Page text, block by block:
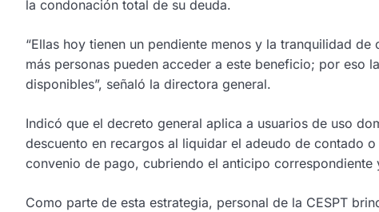
la condonación total de su deuda.
“Ellas hoy tienen un pendiente menos y la tranquilidad
más personas pueden acceder a este beneficio; por eso
disponibles”, señaló la directora general.
Indicó que el decreto general aplica a usuarios de uso
descuento en recargos al liquidar el adeudo de contado
convenio de pago, cubriendo el anticipo
Como parte de esta estrategia, personal de la CESPT